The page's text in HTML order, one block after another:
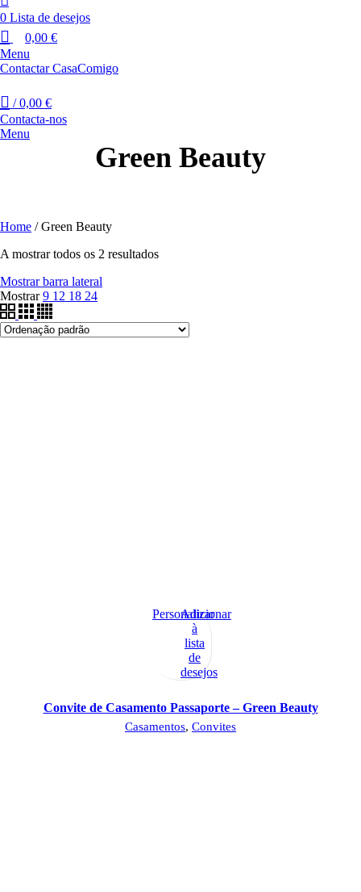
0 Lista de desejos
0,00 €
Menu
Contactar CasaComigo
/ 0,00 €
Contacta-nos
Menu
Green Beauty
Home /Green Beauty
A mostrar todos os 2 resultados
Mostrar barra lateral
Mostrar9 12 18 24
Personalizar
Adicionar
à
lista
de
desejos
Convite de Casamento Passaporte – Green Beauty
Casamentos, Convites